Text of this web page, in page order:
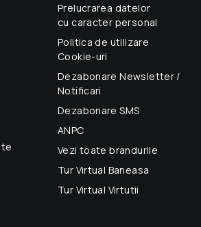
Prelucrarea datelor
cu caracter personal
Politica de utilizare
Cookie-uri
Dezabonare Newsletter /
Notificari
Dezabonare SMS
ANPC
Vezi toate brandurile
Tur Virtual Baneasa
Tur Virtual Virtutii